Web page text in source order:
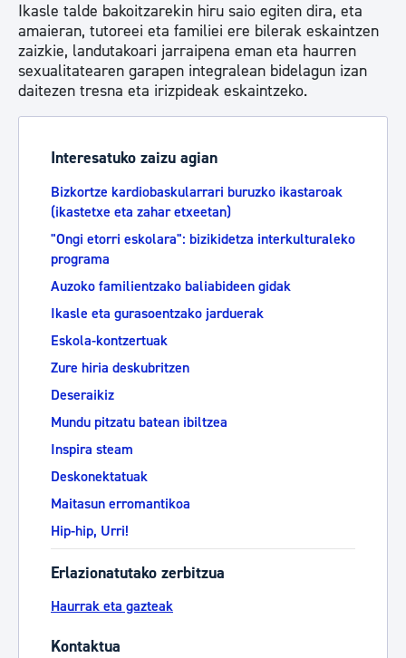
Ikasle talde bakoitzarekin hiru saio egiten dira, eta
amaieran, tutoreei eta familiei ere bilerak eskaintzen
zaizkie, landutakoari jarraipena eman eta haurren
sexualitatearen garapen integralean bidelagun izan
daitezen tresna eta irizpideak eskaintzeko.
Interesatuko zaizu agian
Bizkortze kardiobaskularrari buruzko ikastaroak
(ikastetxe eta zahar etxeetan)
"Ongi etorri eskolara": bizikidetza interkulturaleko
programa
Auzoko familientzako baliabideen gidak
Ikasle eta gurasoentzako jarduerak
Eskola-kontzertuak
Zure hiria deskubritzen
Deseraikiz
Mundu pitzatu batean ibiltzea
Inspira steam
Deskonektatuak
Maitasun erromantikoa
Hip-hip, Urri!
Erlazionatutako zerbitzua
Haurrak eta gazteak
Kontaktua